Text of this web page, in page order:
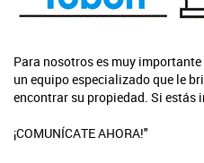
Para nosotros es muy
un equipo especializado que le
encontrar su propiedad. Si estás
¡COMUNÍCATE AHORA!"